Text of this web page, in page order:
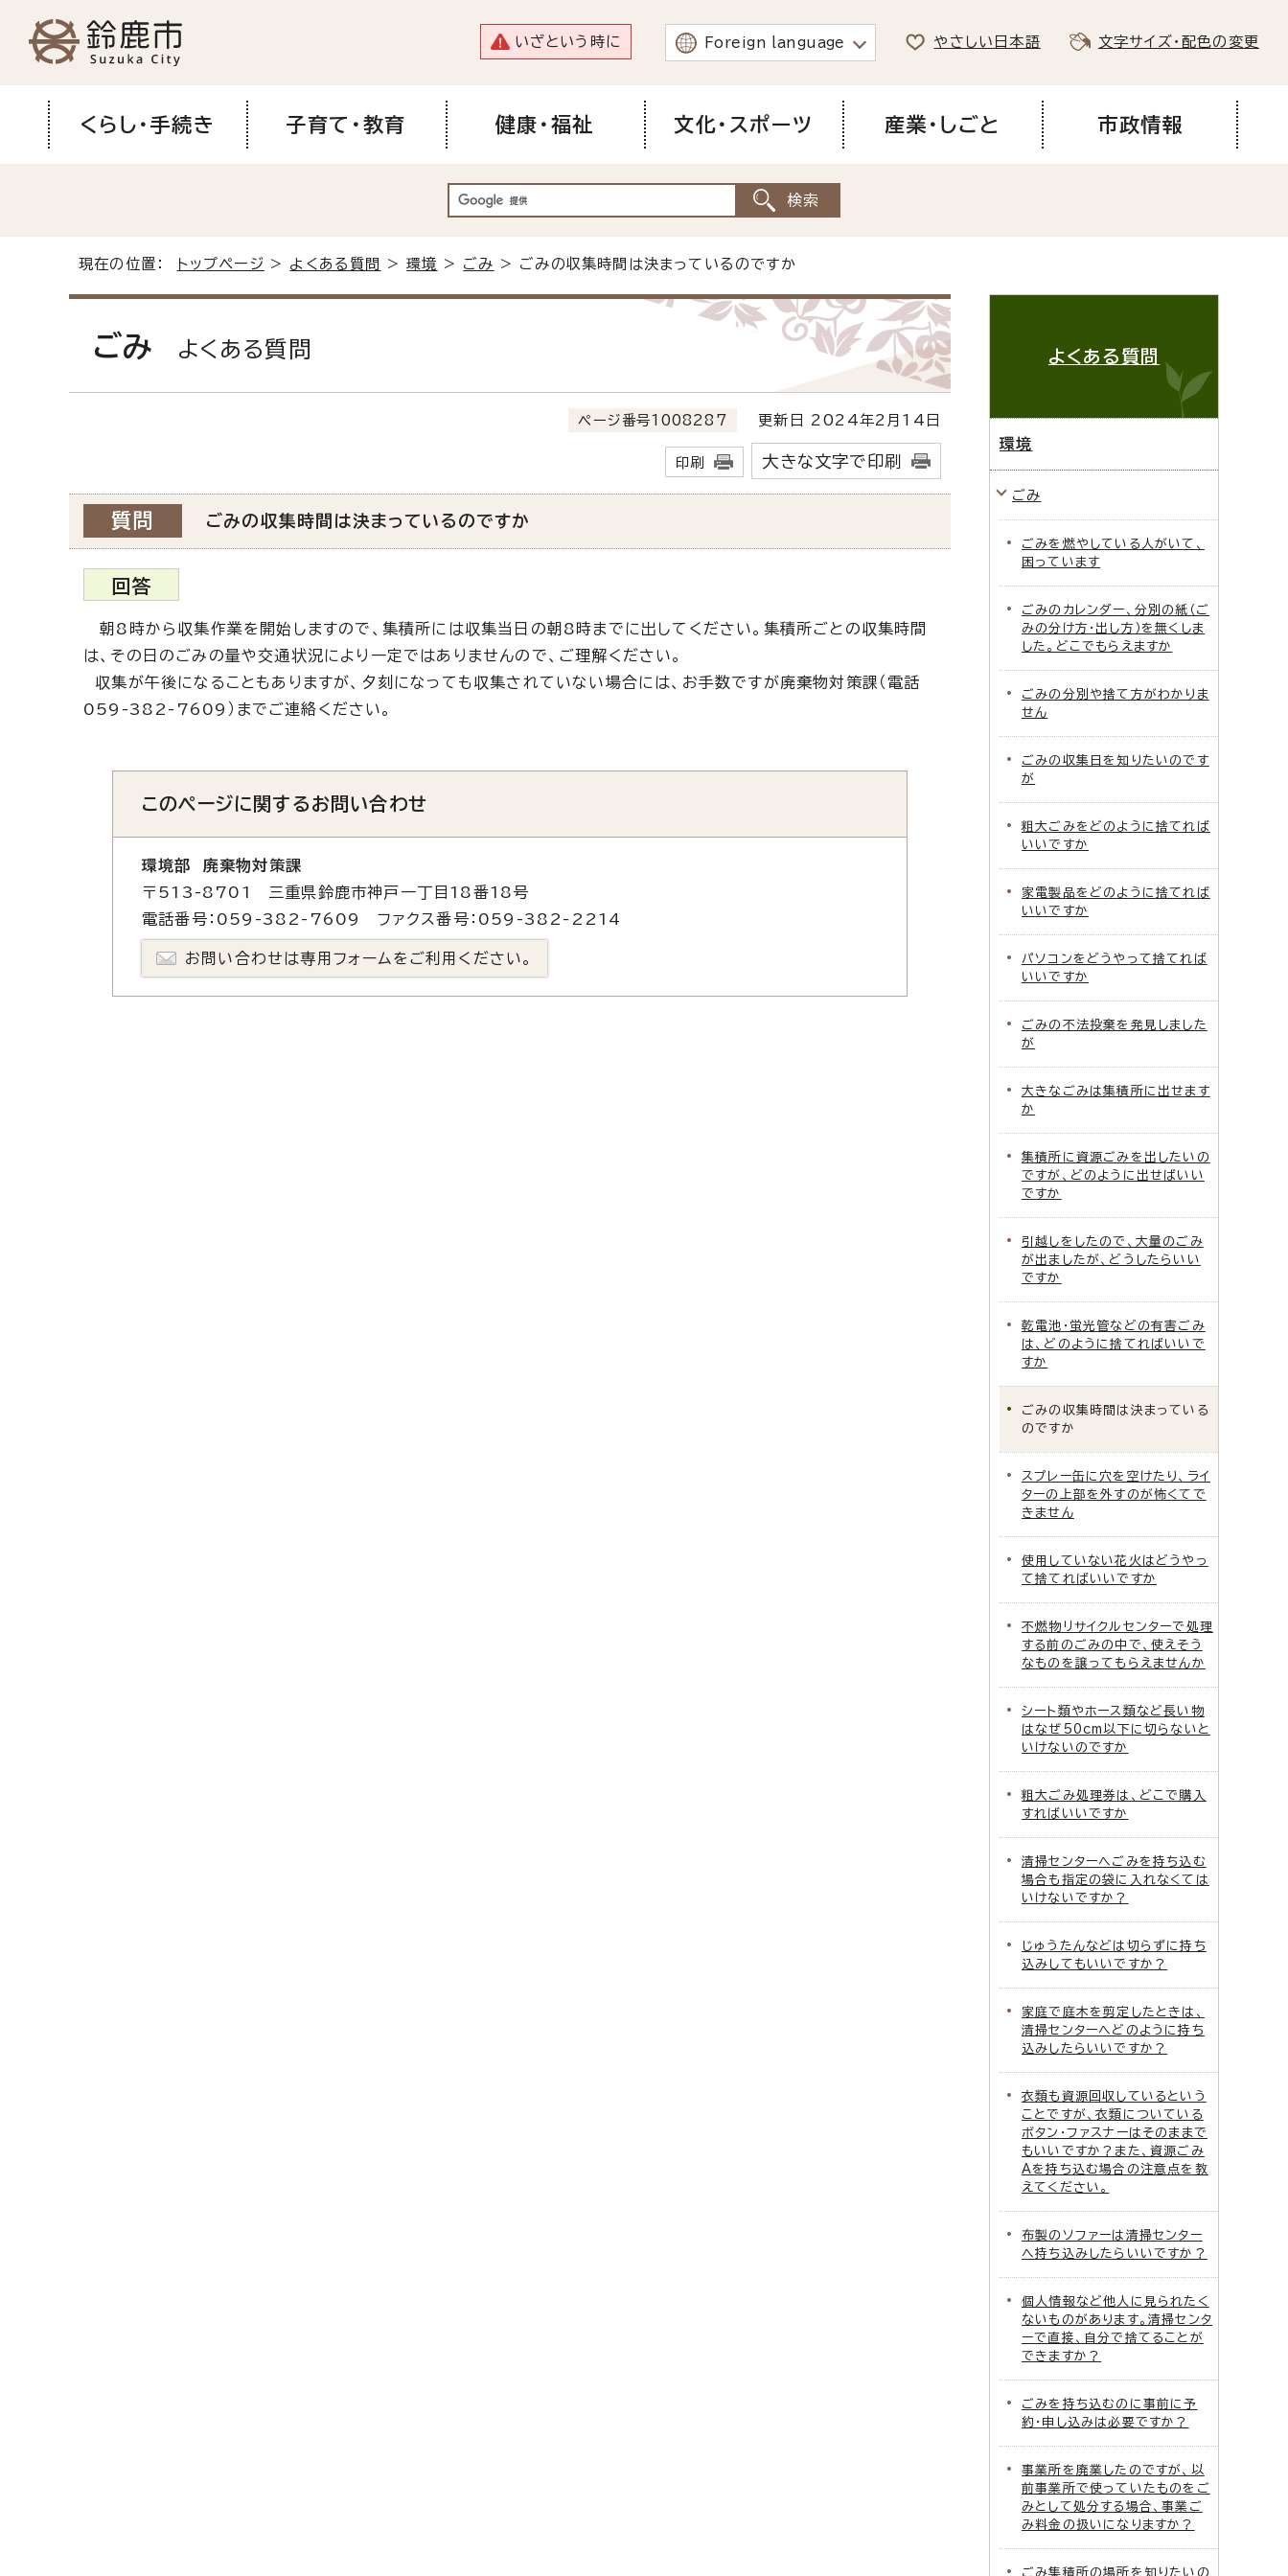
いざという時に Foreign language やさしい日本語 文字サイズ・配色の変更
くらし・手続き 子育て・教育 健康・福祉 文化・スポーツ 産業・しごと 市政情報
現在の位置： トップページ > よくある質問 >環境 > ごみ > ごみの収集時間は決まっているのですか
ごみ よくある質問
ページ番号1008287 更新日 2024年2月14日
印刷 大きな文字で印刷
質問 ごみの収集時間は決まっているのですか
回答
朝8時から収集作業を開始しますので、集積所には収集当日の朝8時までに出してください。集積所ごとの収集時間
は、その日のごみの量や交通状況により一定ではありませんので、ご理解ください。
収集が午後になることもありますが、夕刻になっても収集されていない場合には、お手数ですが廃棄物対策課（電話
059-382-7609）までご連絡ください。
このページに関するお問い合わせ
環境部 廃棄物対策課
〒513-8701 三重県鈴鹿市神戸一丁目18番18号
電話番号：059-382-7609 ファクス番号：059-382-2214
お問い合わせは専用フォームをご利用ください。
よくある質問
環境
ごみ
ごみを燃やしている人がいて、
困っています
ごみのカレンダー、分別の紙（ご
みの分け方・出し方）を無くしま
した。どこでもらえますか
ごみの分別や捨て方がわかりま
せん
ごみの収集日を知りたいのです
が
粗大ごみをどのように捨てれば
いいですか
家電製品をどのように捨てれば
いいですか
パソコンをどうやって捨てれば
いいですか
ごみの不法投棄を発見しました
が
大きなごみは集積所に出せます
か
集積所に資源ごみを出したいの
ですが、どのように出せばいい
ですか
引越しをしたので、大量のごみ
が出ましたが、どうしたらいい
ですか
乾電池・蛍光管などの有害ごみ
は、どのように捨てればいいで
すか
ごみの収集時間は決まっている
のですか
スプレー缶に穴を空けたり、ライ
ターの上部を外すのが怖くてで
きません
使用していない花火はどうやっ
て捨てればいいですか
不燃物リサイクルセンターで処理
する前のごみの中で、使えそう
なものを譲ってもらえませんか
シート類やホース類など長い物
はなぜ50cm以下に切らないと
いけないのですか
粗大ごみ処理券は、どこで購入
すればいいですか
清掃センターへごみを持ち込む
場合も指定の袋に入れなくては
いけないですか？
じゅうたんなどは切らずに持ち
込みしてもいいですか？
家庭で庭木を剪定したときは、
清掃センターへどのように持ち
込みしたらいいですか？
衣類も資源回収しているという
ことですが、衣類についている
ボタン・ファスナーはそのままで
もいいですか？また、資源ごみ
Aを持ち込む場合の注意点を教
えてください。
布製のソファーは清掃センター
へ持ち込みしたらいいですか？
個人情報など他人に見られたく
ないものがあります。清掃センタ
ーで直接、自分で捨てることが
できますか？
ごみを持ち込むのに事前に予
約・申し込みは必要ですか？
事業所を廃業したのですが、以
前事業所で使っていたものをご
みとして処分する場合、事業ご
み料金の扱いになりますか？
ごみ集積所の場所を知りたいの